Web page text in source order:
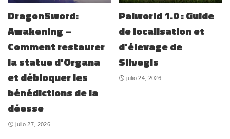
DragonSword:
Awakening –
Comment restaurer
la statue d’Organa
et débloquer les
bénédictions de la
déesse
julio 27, 2026
Palworld 1.0 : Guide
de localisation et
d’élevage de
Silvegis
julio 24, 2026